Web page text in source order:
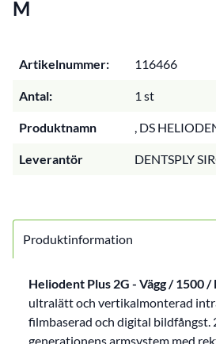
M
Artikelnummer: 116466
Antal: 1 st
Produktnamn , DS
Leverantör DENTSPLY
Produktinformation
Heliodent Plus 2G - Vägg / 1500 /
ultralätt och vertikalmonterad
filmbaserad och digital bildfångst.
generationens armsystem med